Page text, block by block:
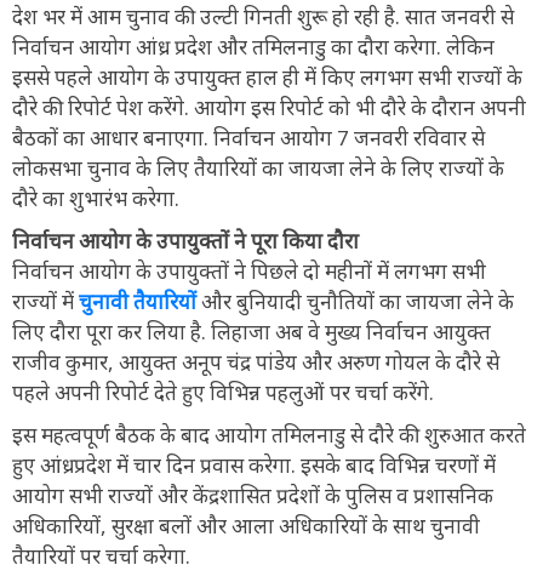
देश भर में आम चुनाव की उल्टी गिनती शुरू हो रही है. सात जनवरी से
निर्वाचन आयोग आंध्र प्रदेश और तमिलनाडु का दौरा करेगा. लेकिन
इससे पहले आयोग के उपायुक्त हाल ही में किए लगभग सभी राज्यों के
दौरे की रिपोर्ट पेश करेंगे. आयोग इस रिपोर्ट को भी दौरे के दौरान अपनी
बैठकों का आधार बनाएगा. निर्वाचन आयोग 7 जनवरी रविवार से
लोकसभा चुनाव के लिए तैयारियों का जायजा लेने के लिए राज्यों के
दौरे का शुभारंभ करेगा.
निर्वाचन आयोग के उपायुक्तों ने पूरा किया दौरा
निर्वाचन आयोग के उपायुक्तों ने पिछले दो महीनों में लगभग सभी
राज्यों मेंचुनावी तैयारियोंऔर बुनियादी चुनौतियों का जायजा लेने के
लिए दौरा पूरा कर लिया है. लिहाजा अब वे मुख्य निर्वाचन आयुक्त
राजीव कुमार, आयुक्त अनूप चंद्र पांडेय और अरुण गोयल के दौरे से
पहले अपनी रिपोर्ट देते हुए विभिन्न पहलुओं पर चर्चा करेंगे.
इस महत्वपूर्ण बैठक के बाद आयोग तमिलनाडु से दौरे की शुरुआत करते
हुए आंध्रप्रदेश में चार दिन प्रवास करेगा. इसके बाद विभिन्न चरणों में
आयोग सभी राज्यों और केंद्रशासित प्रदेशों के पुलिस व प्रशासनिक
अधिकारियों, सुरक्षा बलों और आला अधिकारियों के साथ चुनावी
तैयारियों पर चर्चा करेगा.